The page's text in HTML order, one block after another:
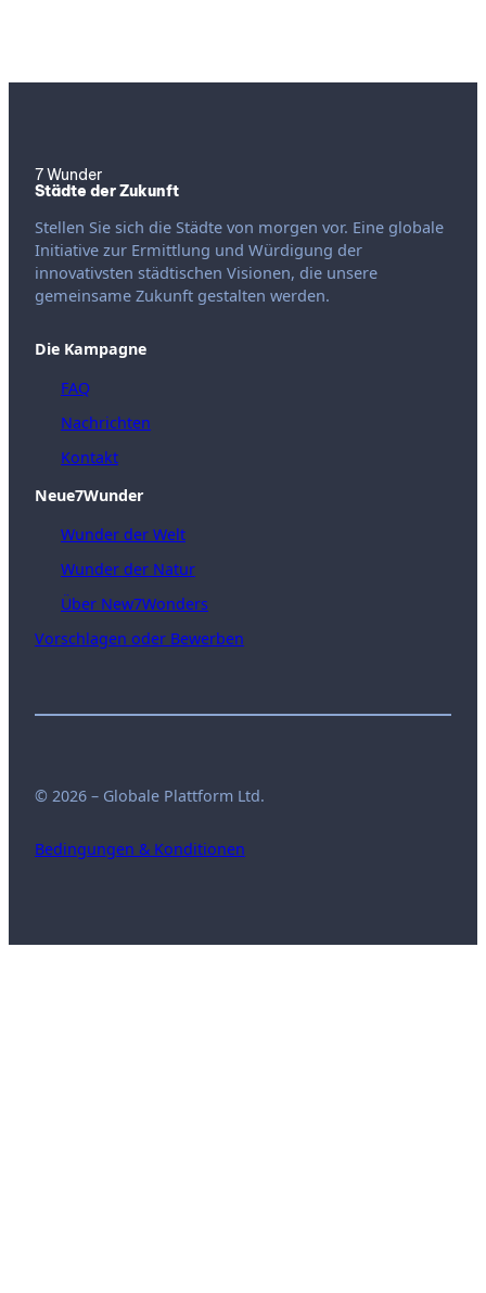
7 Wunder
Städte der Zukunft
Stellen Sie sich die Städte von morgen vor. Eine globale
Initiative zur Ermittlung und Würdigung der
innovativsten städtischen Visionen, die unsere
gemeinsame Zukunft gestalten werden.
Die Kampagne
FAQ
Nachrichten
Kontakt
Neue7Wunder
Wunder der Welt
Wunder der Natur
Über New7Wonders
Vorschlagen oder Bewerben
© 2026 – Globale Plattform Ltd.
Bedingungen & Konditionen